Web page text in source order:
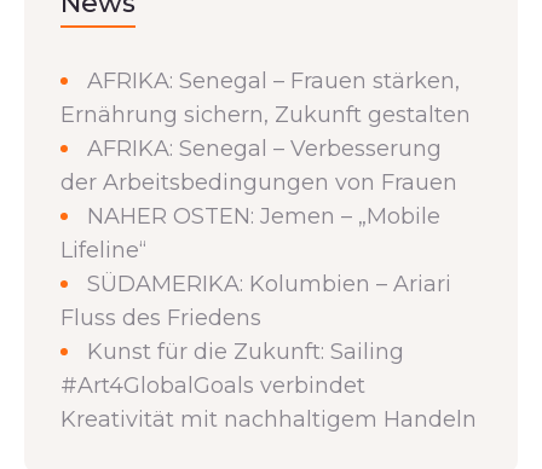
AFRIKA: Senegal – Frauen stärken,
Ernährung sichern, Zukunft gestalten
AFRIKA: Senegal – Verbesserung
der Arbeitsbedingungen von Frauen
NAHER OSTEN: Jemen – „Mobile
Lifeline“
SÜDAMERIKA: Kolumbien – Ariari
Fluss des Friedens
Kunst für die Zukunft: Sailing
#Art4GlobalGoals verbindet
Kreativität mit nachhaltigem Handeln